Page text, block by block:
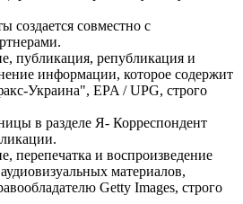
создается совместно с
публикация, републикация и
информации, которое содержит
Украина", EPA / UPG, строго
в разделе Я- Корреспондент
перепечатка и воспроизведение
материалов,
Getty Images, строго